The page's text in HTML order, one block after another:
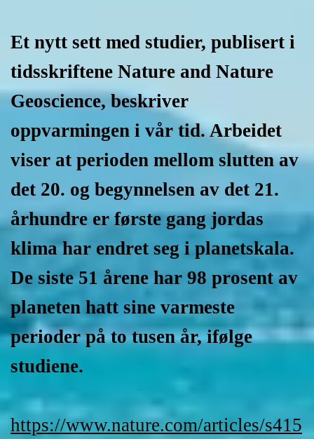
Et nytt sett med studier, publisert i
tidsskriftene Nature and Nature
Geoscience, beskriver
oppvarmingen i vår tid. Arbeidet
viser at perioden mellom slutten av
det 20. og begynnelsen av det 21.
århundre er første gang jordas
klima har endret seg i planetskala.
De siste 51 årene har 98 prosent av
planeten hatt sine varmeste
perioder på to tusen år, ifølge
studiene.
https://www.nature.com/articles/s415